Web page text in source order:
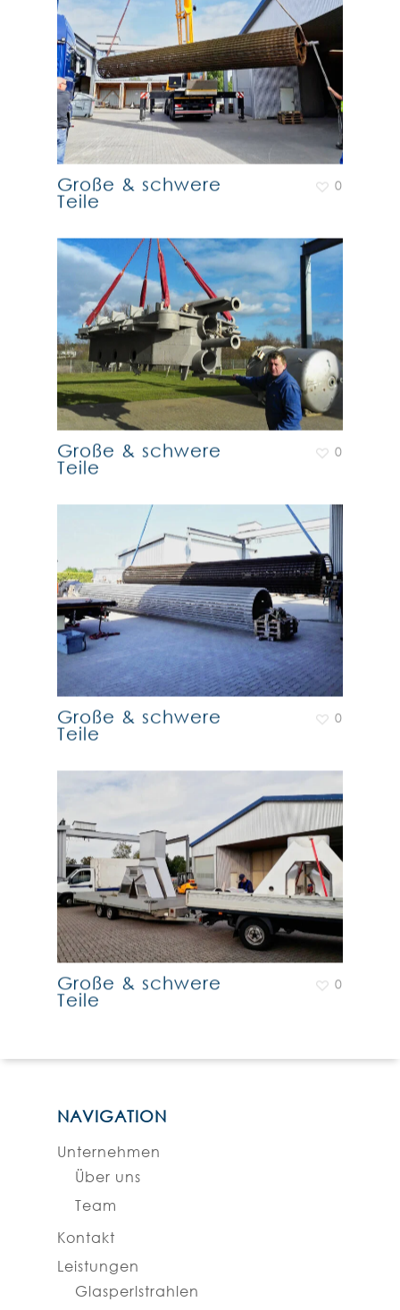
Große & schwere
Teile
0
Große & schwere
Teile
0
Große & schwere
Teile
0
Große & schwere
Teile
0
NAVIGATION
Unternehmen
Über uns
Team
Kontakt
Leistungen
Glasperlstrahlen